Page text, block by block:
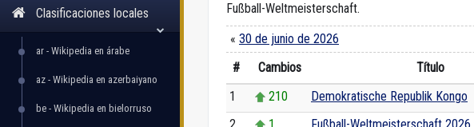
Clasificaciones locales
ar - Wikipedia en árabe
az - Wikipedia en azerbaiyano
be - Wikipedia en bielorruso
Fußball-Weltmeisterschaft.
« 30 de junio de 2026
#
Cambios Título
1
210 Demokratische Republik Kongo